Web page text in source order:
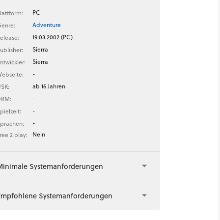
PC
Adventure
19.03.2002 (PC)
Sierra
Sierra
-
ab 16 Jahren
-
-
-
2 play:
Nein
Systemanforderungen
Systemanforderungen